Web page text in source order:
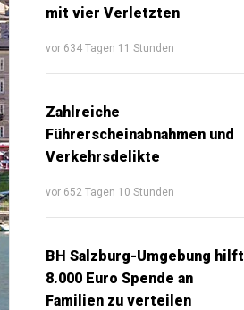
mit vier Verletzten
vor 634 Tagen 11 Stunden
Zahlreiche
Führerscheinabnahmen und
Verkehrsdelikte
vor 652 Tagen 10 Stunden
BH Salzburg-Umgebung hilft
8.000 Euro Spende an
Familien zu verteilen